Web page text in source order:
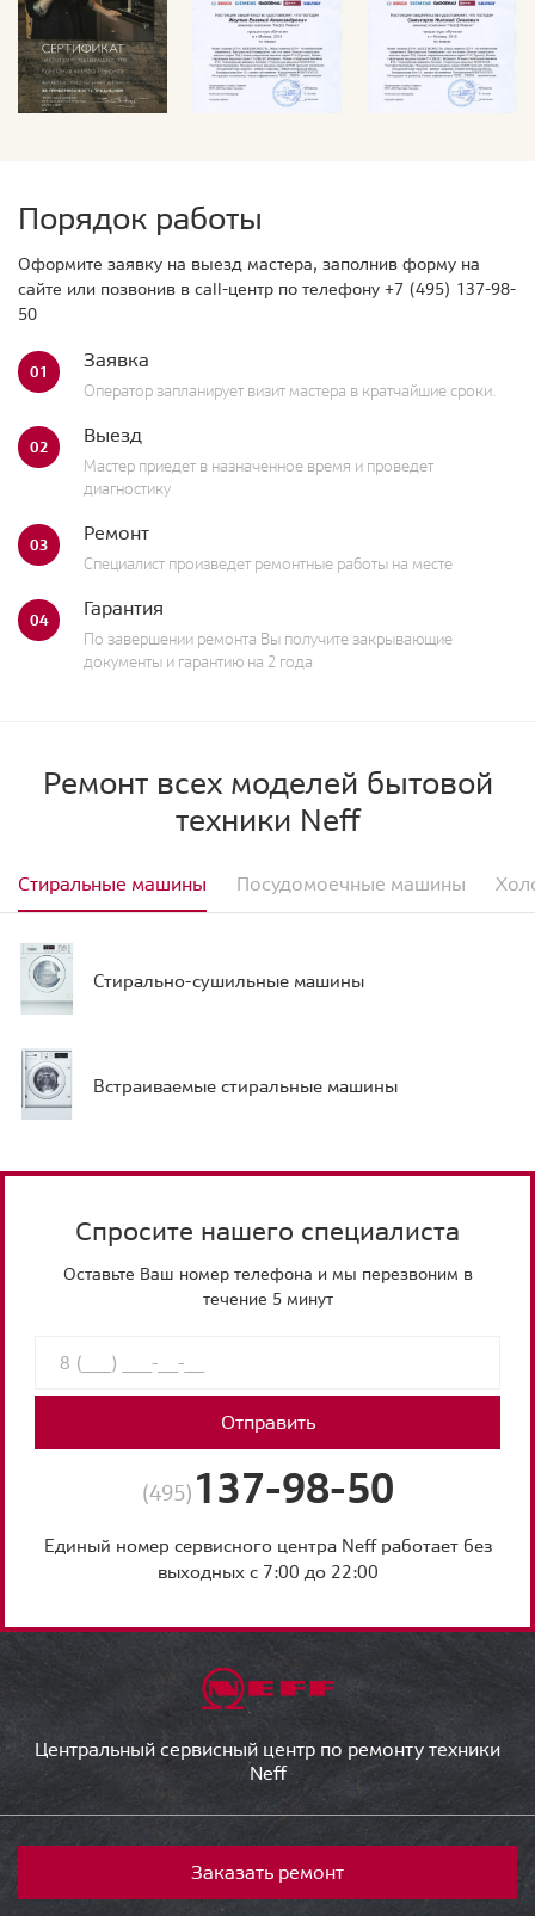
Порядок работы
Оформите заявку на выезд мастера, заполнив форму на
сайте или позвонив в call-центр по телефону +7 (495) 137-98-
50
01 Заявка
Оператор запланирует визит мастера в кратчайшие сроки.
02 Выезд
Мастер приедет в назначенное время и проведет
диагностику
03 Ремонт
Специалист произведет ремонтные работы на месте
04 Гарантия
По завершении ремонта Вы получите закрывающие
документы и гарантию на 2 года
Ремонт всех моделей бытовой
техники Neff
Стиральные машины Посудомоечные машины
Стирально-сушильные машины
Встраиваемые стиральные машины
Спросите нашего специалиста
Оставьте Ваш номер телефона и мы перезвоним в
течение 5 минут
Отправить
(495) 137-98-50
Единый номер сервисного центра Neff работает без
выходных с 7:00 до 22:00
Центральный сервисный центр по ремонту техники
Neff
Заказать ремонт